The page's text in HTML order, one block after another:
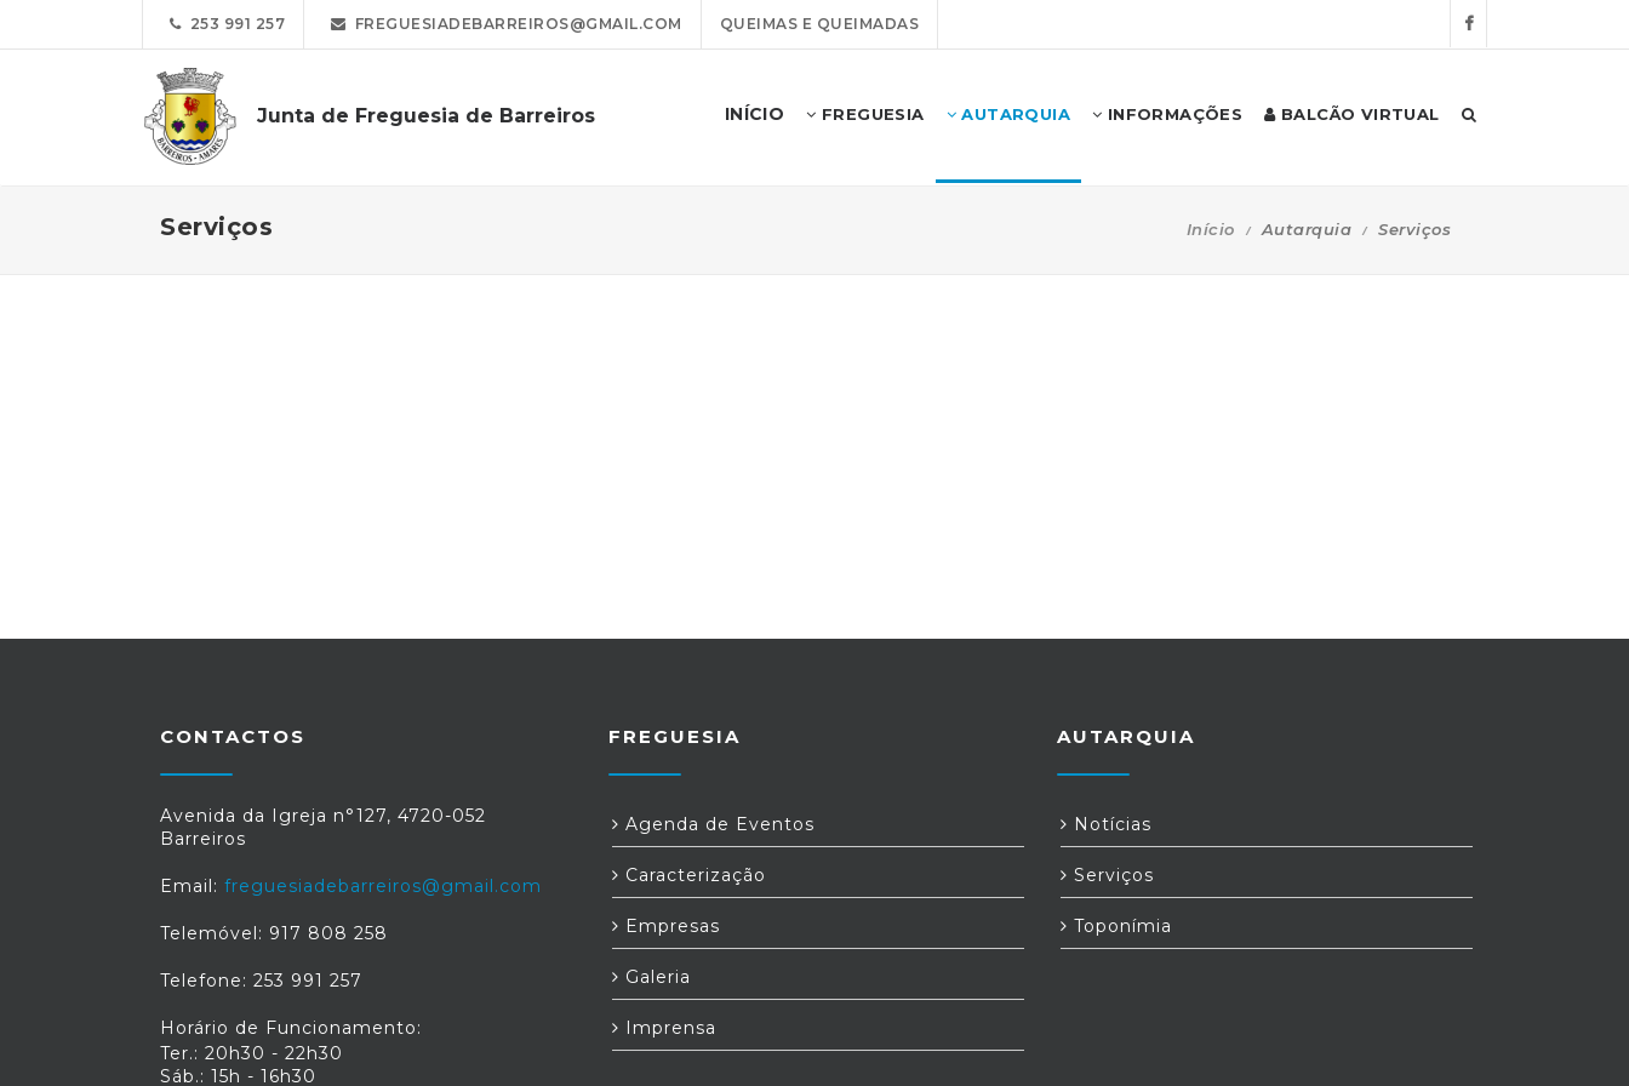
253 991 257 FREGUESIADEBARREIROS@GMAIL.COM QUEIMAS E QUEIMADAS
Junta de Freguesia de Barreiros INÍCIO FREGUESIA AUTARQUIA INFORMAÇÕES BALCÃO VIRTUAL
Serviços Início Autarquia Serviços
CONTACTOS
Avenida da Igreja n°127, 4720-052
Barreiros
Email: freguesiadebarreiros@gmail.com
Telemóvel: 917 808 258
Telefone: 253 991 257
Horário de Funcionamento:
Ter.: 20h30 - 22h30
Sáb.: 15h - 16h30
FREGUESIA
Agenda de Eventos
Caracterização
Empresas
Galeria
Imprensa
AUTARQUIA
Notícias
Serviços
Toponímia